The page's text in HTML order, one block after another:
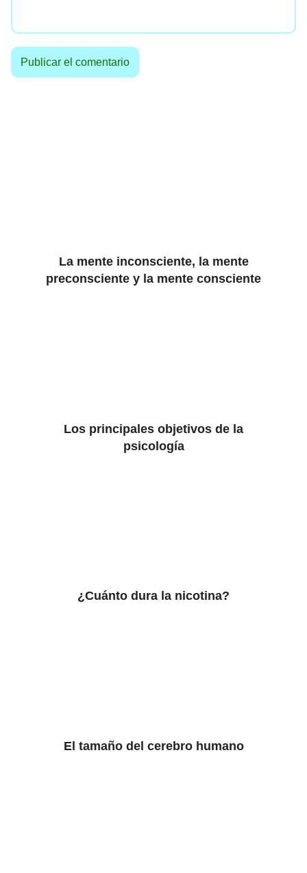
La mente inconsciente, la mente
preconsciente y la mente consciente
Los principales objetivos de la
psicología
¿Cuánto dura la nicotina?
El tamaño del cerebro humano